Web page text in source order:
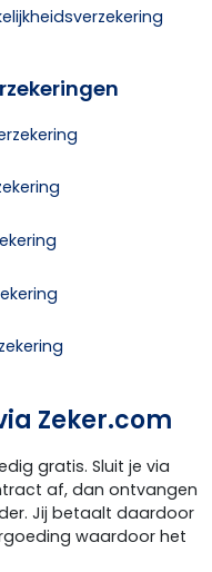
Zeker.com
gratis. Sluit je via
af, dan ontvangen
Jij betaalt daardoor
waardoor het